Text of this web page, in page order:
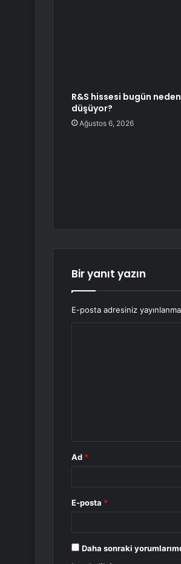
R&S hissesi bugün neden
düşüyor?
Ağustos 6, 2026
Bir yanıt yazın
E-posta adresiniz
Ad *
E-posta *
Daha sonraki